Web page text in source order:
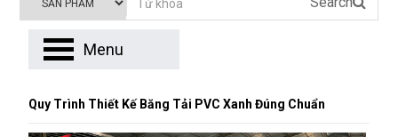
Quy Trình Thiết Kế Băng Tải PVC Xanh Đúng Chuẩn
Menu